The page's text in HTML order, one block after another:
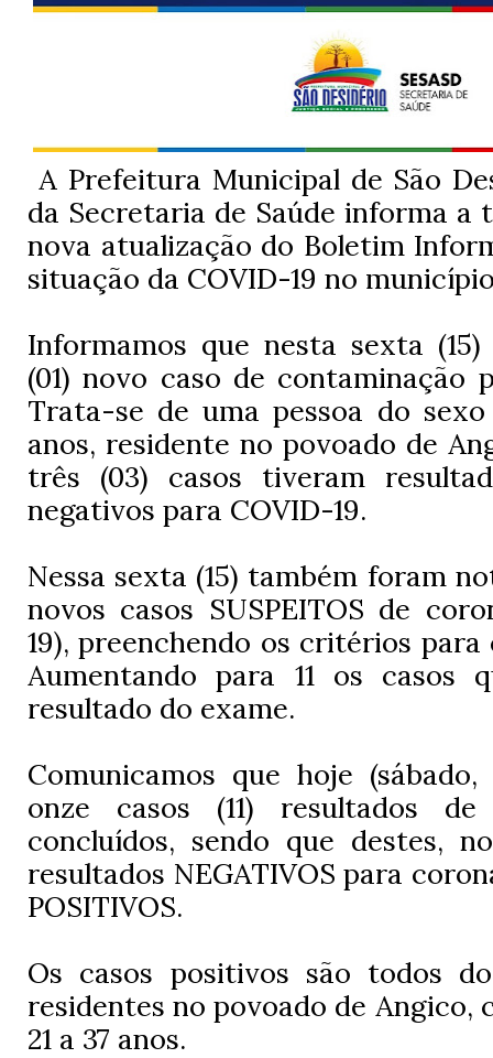
A Prefeitura Municipal de São
da Secretaria de Saúde informa a
nova atualização do Boletim
situação da COVID-19 no
Informamos que nesta sexta
(01) novo caso de contaminação
Trata-se de uma pessoa do
anos, residente no povoado de
três (03) casos tiveram
negativos para COVID-19.
Nessa sexta (15) também foram
novos casos SUSPEITOS de
19), preenchendo os critérios
Aumentando para 11 os casos
resultado do exame.
Comunicamos que hoje
onze casos (11) resultados
concluídos, sendo que destes,
resultados NEGATIVOS para
POSITIVOS.
Os casos positivos são todos
residentes no povoado de Angico,
21 a 37 anos.